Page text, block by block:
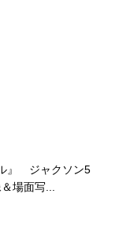
』 ジャクソン5
場面写...